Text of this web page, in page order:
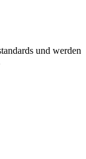
und werden